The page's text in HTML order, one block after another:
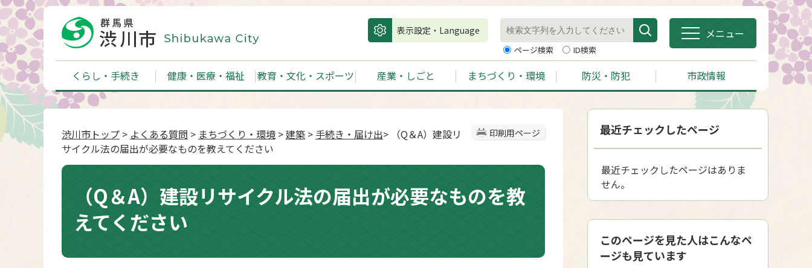
表示設定・Language
ページ検索 ID検索
メニュー
くらし・手続き 健康・医療・福祉 教育・文化・スポーツ 産業・しごと まちづくり・環境 防災・防犯 市政情報
印刷用ページ
渋川市トップ > よくある質問 > まちづくり・環境 >建築 > 手続き・届け出> （Q＆A）建設リ
サイクル法の届出が必要なものを教えてください
（Q＆A）建設リサイクル法の届出が必要なものを教
えてください
最近チェックしたページ
最近チェックしたページはありま
せん。
このページを見た人はこんなペ
ージも見ています